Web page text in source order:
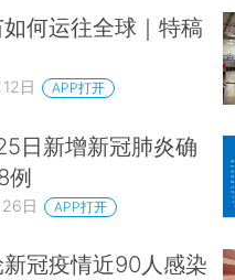
何运往全球｜特稿
日 APP打开
日新增新冠肺炎确
例
日 APP打开
冠疫情近90人感染